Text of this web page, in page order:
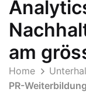
am
Home
PR-